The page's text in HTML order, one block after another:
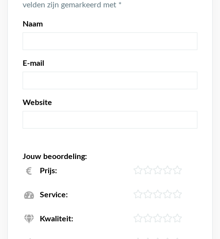
velden zijn gemarkeerd met *
Naam
E-mail
Website
Jouw beoordeling:
Prijs:
Service:
Kwaliteit: